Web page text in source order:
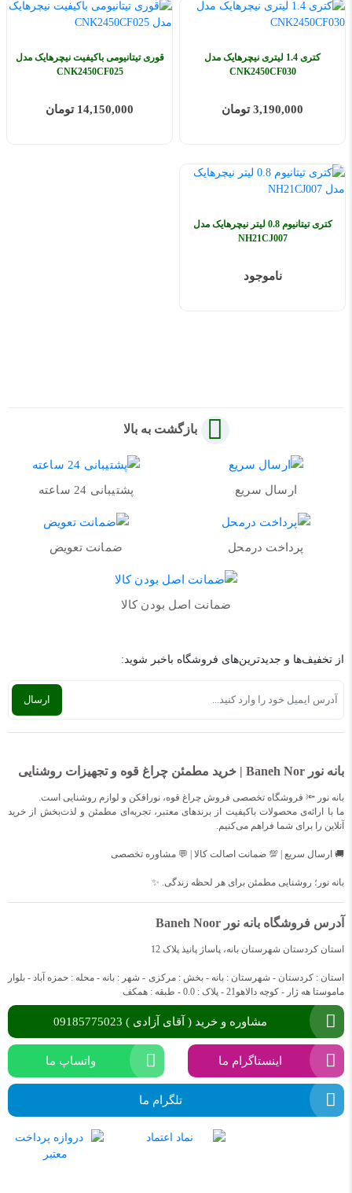
کتری 1.4 لیتری نیچرهایک مدل
CNK2450CF030
3,190,000 تومان
قوری تیتانیومی باکیفیت نیچرهایک مدل
CNK2450CF025
14,150,000 تومان
کتری تیتانیوم 0.8 لیتر نیچرهایک مدل
NH21CJ007
ناموجود
بازگشت به بالا
ارسال سریع پشتیبانی 24 ساعته
پرداخت درمحل ضمانت تعویض
ضمانت اصل بودن کالا
از تخفیف‌ها و جدیدترین‌های فروشگاه باخبر شوید:
بانه نور Baneh Nor | خرید مطمئن چراغ قوه و تجهیزات روشنایی
بانه نور 🔦 فروشگاه تخصصی فروش چراغ قوه، نورافکن و لوازم روشنایی است.
ما با ارائه‌ی محصولات باکیفیت از برندهای معتبر، تجربه‌ای مطمئن و لذت‌بخش از خرید
آنلاین را برای شما فراهم می‌کنیم.
🚚 ارسال سریع | 💯 ضمانت اصالت کالا | 💬 مشاوره تخصصی
بانه نور؛ روشنایی مطمئن برای هر لحظه زندگی. ✨
آدرس فروشگاه بانه نور Baneh Noor
استان کردستان شهرستان بانه، پاساژ پانیذ پلاک 12
استان : کردستان - شهرستان : بانه - بخش : مرکزی - شهر : بانه - محله : حمزه آباد - بلوار
ماموستا هه ژار - کوچه دالاهو21 - پلاک : 0.0 - طبقه : همکف
مشاوره و خرید ( آقای آزادی ) 09185775023
اینستاگرام ما واتساپ ما
تلگرام ما